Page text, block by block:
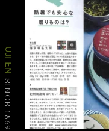
UJI-EN
SINCE 1869